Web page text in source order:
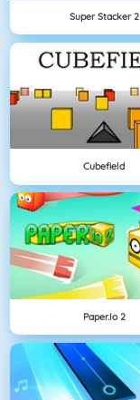
Super Stacker 2
Cubefield
Paper.io 2